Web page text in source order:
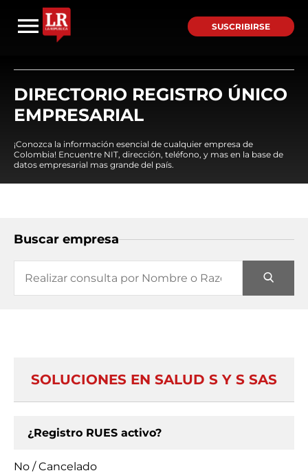
SUSCRIBIRSE
DIRECTORIO REGISTRO ÚNICO
EMPRESARIAL
¡Conozca la información esencial de cualquier empresa de
Colombia! Encuentre NIT, dirección, teléfono, y mas en la base de
datos empresarial mas grande del país.
Buscar empresa
SOLUCIONES EN SALUD S Y S SAS
¿Registro RUES activo?
No / Cancelado